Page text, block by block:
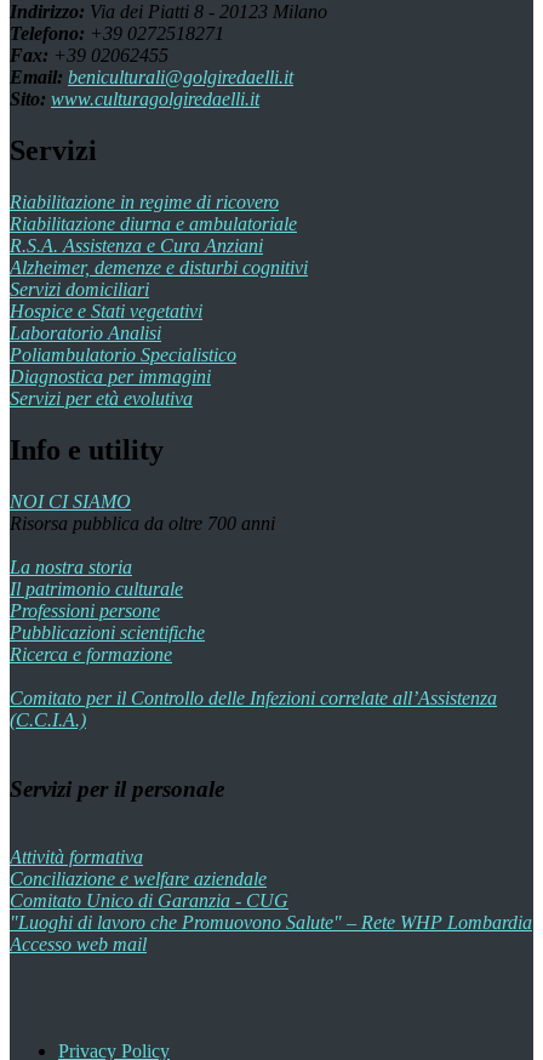
Indirizzo: Via dei Piatti 8 - 20123 Milano
Telefono: +39 0272518271
Fax: +39 02062455
Email: beniculturali@golgiredaelli.it
Sito: www.culturagolgiredaelli.it
Servizi
Riabilitazione in regime di ricovero
Riabilitazione diurna e ambulatoriale
R.S.A. Assistenza e Cura Anziani
Alzheimer, demenze e disturbi cognitivi
Servizi domiciliari
Hospice e Stati vegetativi
Laboratorio Analisi
Poliambulatorio Specialistico
Diagnostica per immagini
Servizi per età evolutiva
Info e utility
NOI CI SIAMO
Risorsa pubblica da oltre 700 anni
La nostra storia
Il patrimonio culturale
Professioni persone
Pubblicazioni scientifiche
Ricerca e formazione
Comitato per il Controllo delle Infezioni correlate all’Assistenza
(C.C.I.A.)
Servizi per il personale
Attività formativa
Conciliazione e welfare aziendale
Comitato Unico di Garanzia - CUG
"Luoghi di lavoro che Promuovono Salute" – Rete WHP Lombardia
Accesso web mail
Privacy Policy